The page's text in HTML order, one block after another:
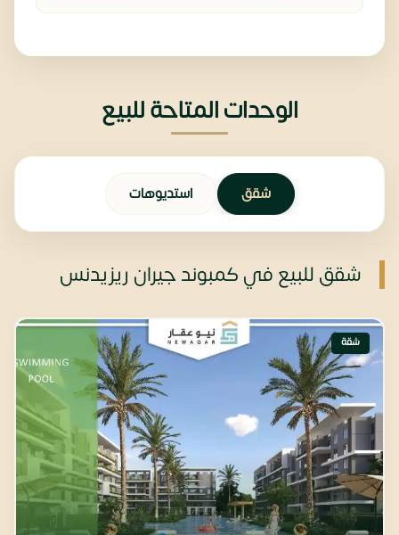
الوحدات المتاحة للبيع
شقق استديوهات
شقق للبيع في كمبوند جيران ريزيدنس
شقة